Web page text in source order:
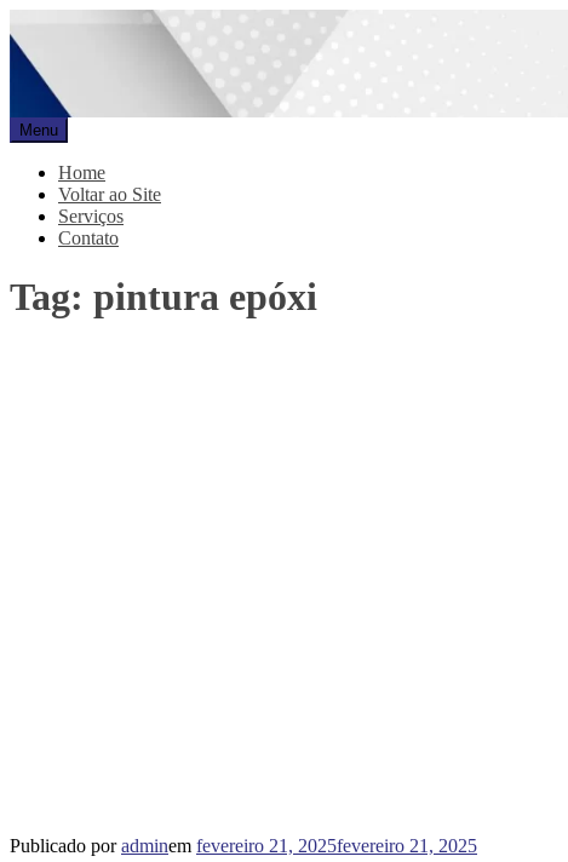
para
conteúdo
Promar
Blog
Menu
Home
Voltar ao Site
Serviços
Contato
Tag: pintura epóxi
Publicado poradminem fevereiro 21, 2025fevereiro 21, 2025